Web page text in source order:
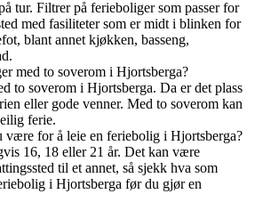
tur. Filtrer på ferieboliger som passer for
med fasiliteter som er midt i blinken for
blant annet kjøkken, basseng,
med to soverom i Hjortsberga?
to soverom i Hjortsberga. Da er det plass
eller gode venner. Med to soverom kan
ferie.
være for å leie en feriebolig i Hjortsberga?
16, 18 eller 21 år. Det kan være
til et annet, så sjekk hva som
i Hjortsberga før du gjør en